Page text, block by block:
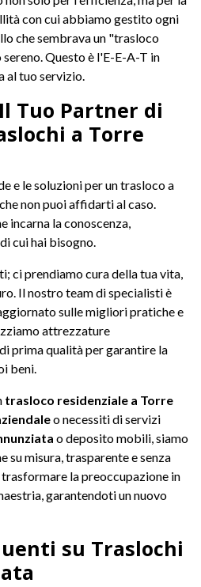
con cui abbiamo gestito ogni
che sembrava un "trasloco
Questo è l'E-E-A-T in
al tuo servizio.
Tuo Partner di
a Torre
e le soluzioni per un trasloco a
non puoi affidarti al caso.
incarna la conoscenza,
cui hai bisogno.
ci prendiamo cura della tua vita,
Il nostro team di specialisti è
sulle migliori pratiche e
attrezzature
prima qualità per garantire la
beni.
trasloco residenziale a Torre
o necessiti di servizi
o deposito mobili, siamo
su misura, trasparente e senza
la preoccupazione in
garantendoti un nuovo
su Traslochi